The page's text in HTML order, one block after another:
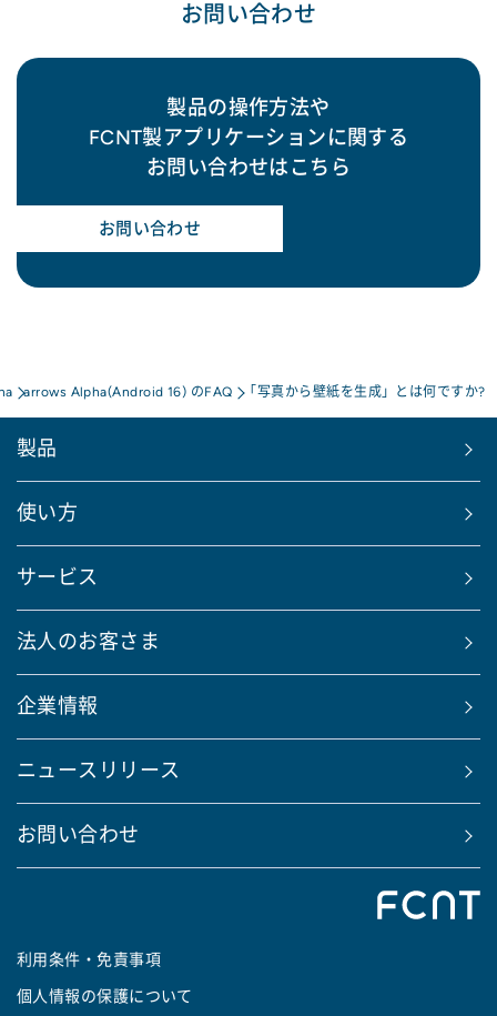
お問い合わせ
製品の操作方法や
FCNT製アプリケーションに関する
お問い合わせはこちら
お問い合わせ
arrows Alpha(Android 16) のFAQ 「写真から壁紙を生成」とは何ですか?
製品
使い方
サービス
法人のお客さま
企業情報
ニュースリリース
お問い合わせ
利用条件・免責事項
個人情報の保護について